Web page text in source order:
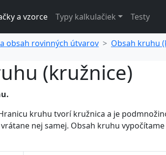
a vzorce Typy kalkulačiek Testy
obsah rovinných útvarov Obsah kruhu
(kružnice)
kruhu tvorí kružnica a je
nej samej. Obsah kruhu